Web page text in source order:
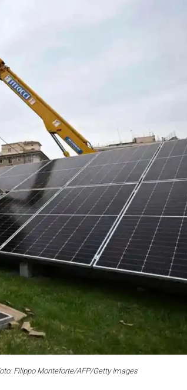
Filippo Monteforte/AFP/Getty Images